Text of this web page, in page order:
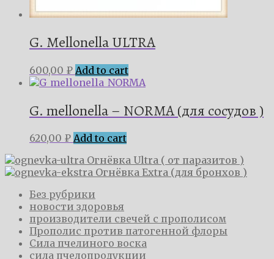
G. Mellonella ULTRA
600,00 ₽ Add to cart
G. mellonella – NORMA (для сосудов )
620,00 ₽ Add to cart
Огнёвка Ultra ( от паразитов )
Огнёвка Extra (для бронхов )
Без рубрики
новости здоровья
производители свечей с прополисом
Прополис против патогенной флоры
Сила пчелиного воска
сила пчелопродукции